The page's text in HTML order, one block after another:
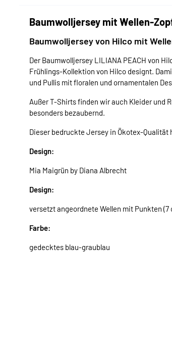
Baumwolljersey mit Wellen-
Baumwolljersey von Hilco mit
Der Baumwolljersey LILIANA PEACH von
Frühlings-Kollektion von Hilco designt.
und Pullis mit floralen und ornamentalen
Außer T-Shirts finden wir auch Kleider und
besonders bezaubernd.
Dieser bedruckte Jersey in Ökotex-
Design:
Mia Maigrün by Diana Albrecht
Design:
versetzt angeordnete Wellen mit Punkten (7
Farbe:
gedecktes blau-graublau